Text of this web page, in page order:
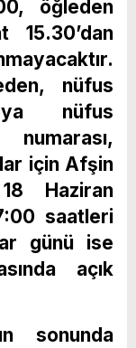
öğleden
15.30’dan
nüfus
nüfus
için Afşin
Haziran
saatleri
günü ise
açık
sonunda